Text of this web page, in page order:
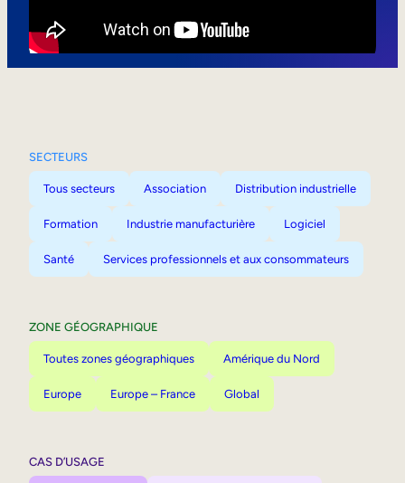
SECTEURS
Tous secteurs Association Distribution industrielle
Formation Industrie manufacturière Logiciel
Santé Services professionnels et aux consommateurs
ZONE GÉOGRAPHIQUE
Toutes zones géographiques Amérique du Nord
Europe Europe – France Global
CAS D’USAGE